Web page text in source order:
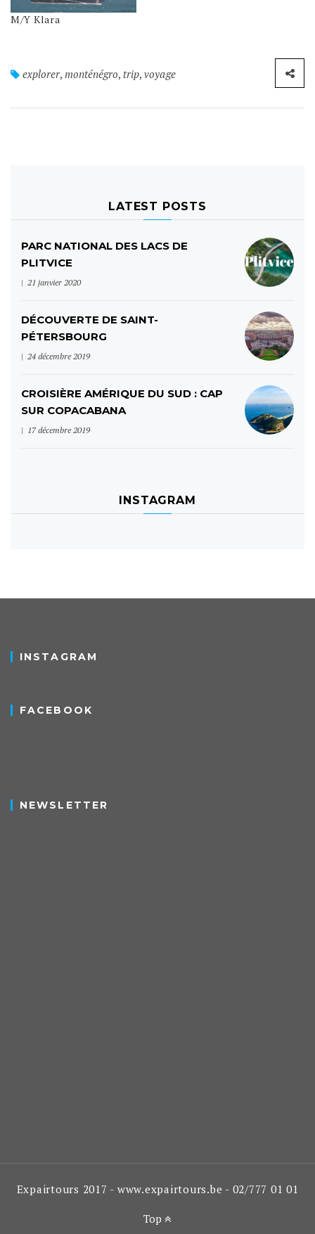
M/Y Klara
explorer, monténégro,trip,voyage
LATEST POSTS
PARC NATIONAL DES LACS DE
PLITVICE
21 janvier 2020
DÉCOUVERTE DE SAINT-
PÉTERSBOURG
24 décembre 2019
CROISIÈRE AMÉRIQUE DU SUD : CAP
SUR COPACABANA
17 décembre 2019
INSTAGRAM
INSTAGRAM
FACEBOOK
NEWSLETTER
Expairtours 2017 - www.expairtours.be - 02/777 01 01
Top